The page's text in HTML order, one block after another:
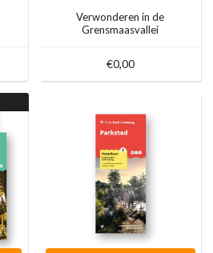
Verwonderen in de
Grensmaasvallei
€0,00